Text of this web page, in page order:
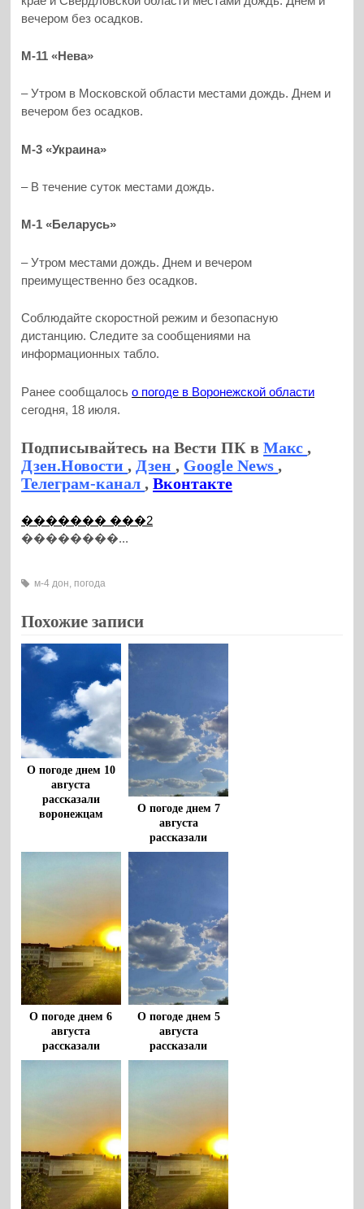
вечером без осадков.
М-11 «Нева»
– Утром в Московской области местами дождь. Днем и
вечером без осадков.
М-3 «Украина»
– В течение суток местами дождь.
М-1 «Беларусь»
– Утром местами дождь. Днем и вечером
преимущественно без осадков.
Соблюдайте скоростной режим и безопасную
дистанцию. Следите за сообщениями на
информационных табло.
Ранее сообщалосьо погоде в Воронежской области
сегодня, 18 июля.
Подписывайтесь на Вести ПК вМакс,
Дзен.Новости, Дзен, Google News,
Телеграм-канал,Вконтакте
������� ���2
��������...
м-4 дон, погода
Похожие записи
О погоде днем 10
августа
рассказали
воронежцам
О погоде днем 7
августа
рассказали
воронежцам
О погоде днем 6
августа
рассказали
воронежцам
О погоде днем 5
августа
рассказали
воронежцам